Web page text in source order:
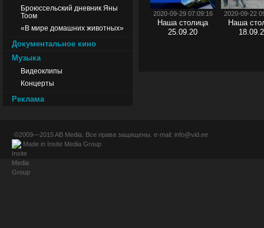
Броюссельский дневник Яны
Тоом
«В мире домашних животных»
Документальное кино
Музыка
Видеоклипы
Концерты
Реклама
2020-09-29 07:09:16
Наша столица
25.09.20
2020-09-22
Наша
©2009—2015AB Media . Все права защищены. e-mail: info@vid.ee
Made in Insite Media Group